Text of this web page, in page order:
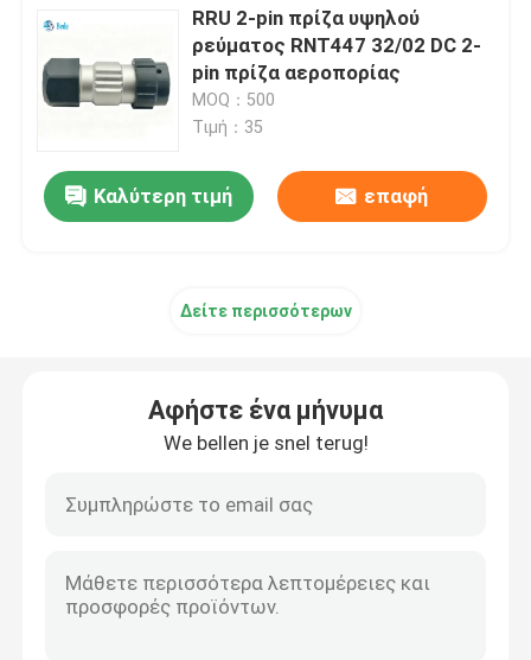
RRU 2-pin πρίζα υψηλού
ρεύματος RNT447 32/02 DC 2-
pin πρίζα αεροπορίας
MOQ：500
Τιμή：35
Καλύτερη τιμή επαφή
Δείτε περισσότερων
Αφήστε ένα μήνυμα
We bellen je snel terug!